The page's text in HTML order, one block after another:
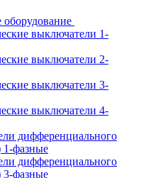
выключатели 1-
выключатели 2-
выключатели 3-
выключатели 4-
дифференциального
фазные
дифференциального
фазные